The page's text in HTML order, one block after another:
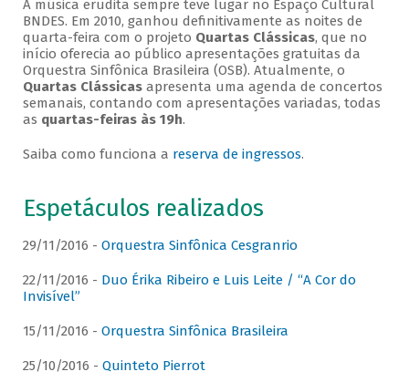
A música erudita sempre teve lugar no Espaço Cultural
BNDES. Em 2010, ganhou definitivamente as noites de
quarta-feira com o projeto Quartas Clássicas, que no
início oferecia ao público apresentações gratuitas da
Orquestra Sinfônica Brasileira (OSB). Atualmente, o
Quartas Clássicasapresenta uma agenda de concertos
semanais, contando com apresentações variadas, todas
as quartas-feiras às 19h.
Saiba como funciona a reserva de ingressos.
Espetáculos realizados
29/11/2016 - Orquestra Sinfônica Cesgranrio
22/11/2016 - Duo Érika Ribeiro e Luis Leite / “A Cor do
Invisível”
15/11/2016 - Orquestra Sinfônica Brasileira
25/10/2016 - Quinteto Pierrot